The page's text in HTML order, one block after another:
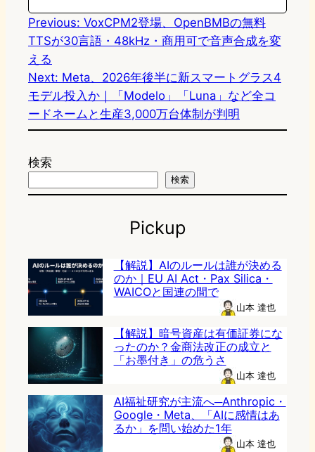
Previous: VoxCPM2登場、OpenBMBの無料
TTSが30言語・48kHz・商用可で音声合成を変
える
Next: Meta、2026年後半に新スマートグラス4
モデル投入か｜「Modelo」「Luna」など全コ
ードネームと生産3,000万台体制が判明
検索
検索
Pickup
【解説】AIのルールは誰が決める
のか｜EU AI Act・Pax Silica・
WAICOと国連の間で
山本 達也
【解説】暗号資産は有価証券にな
ったのか？金商法改正の成立と
「お墨付き」の危うさ
山本 達也
AI福祉研究が主流へ─Anthropic・
Google・Meta、「AIに感情はあ
るか」を問い始めた1年
山本 達也